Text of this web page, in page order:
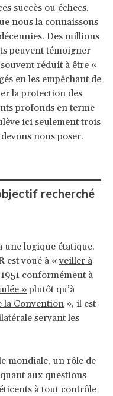
succès ou échecs.
nous la connaissons
Des millions
peuvent témoigner
réduit à être «
en les empêchant de
la protection des
profonds en terme
ici seulement trois
nous poser.
recherché
une logique étatique.
est voué à «veiller à
conformément à
»plutôt qu’à
la Convention », il est
servant les
mondiale, un rôle de
aux questions
à tout contrôle